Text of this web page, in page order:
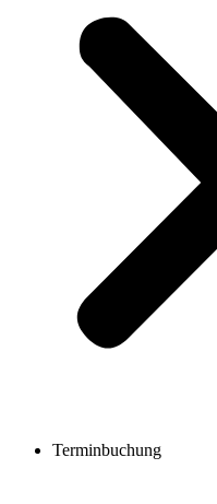
Terminbuchung